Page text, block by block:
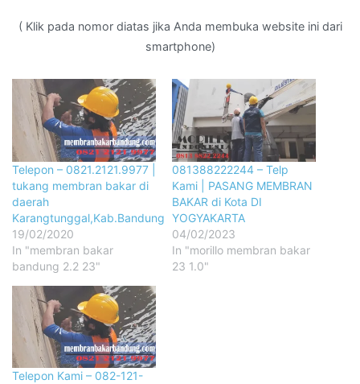
( Klik pada nomor diatas jika Anda membuka website ini dari
smartphone)
Telepon – 0821.2121.9977 |
tukang membran bakar di
daerah
Karangtunggal,Kab.Bandung
19/02/2020
In "membran bakar
bandung 2.2 23"
081388222244 – Telp
Kami | PASANG MEMBRAN
BAKAR di Kota DI
YOGYAKARTA
04/02/2023
In "morillo membran bakar
23 1.0"
Telepon Kami – 082-121-